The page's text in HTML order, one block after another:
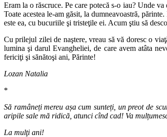
Eram la o răscruce. Pe care potecă s-o iau? Unde
Toate acestea le-am găsit, la dumneavoastră,
este ea, cu bucuriile şi tristeţile ei. Acum ştiu să
Cu prilejul zilei de naştere, vreau să vă doresc o
lumina şi darul Evangheliei, de care avem atâta
fericiţi şi sănătoşi ani, Părinte!
Lozan Natalia
*
Să ramâneți mereu așa cum sunteți, un preot de
aripile sale mă ridică, atunci cînd cad! Va
La mulţi ani!